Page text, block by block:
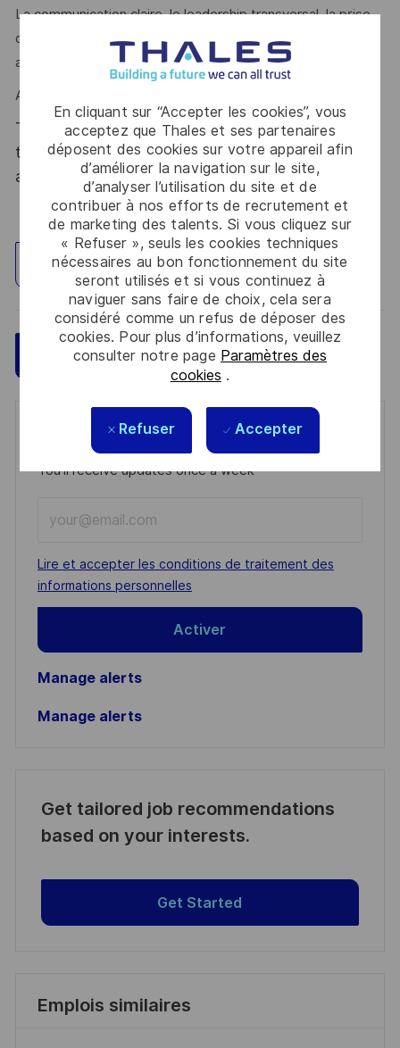
En cliquant sur “Accepter les cookies”, vous
acceptez que Thales et ses partenaires
déposent des cookies sur votre appareil afin
d’améliorer la navigation sur le site,
d’analyser l’utilisation du site et de
contribuer à nos efforts de recrutement et
de marketing des talents. Si vous cliquez sur
« Refuser », seuls les cookies techniques
nécessaires au bon fonctionnement du site
seront utilisés et si vous continuez à
naviguer sans faire de choix, cela sera
considéré comme un refus de déposer des
cookies. Pour plus d’informations, veuillez
consulter notre page Paramètres des
cookies .
Refuser Accepter
La communication claire, le leadership transversal, la prise
d’initiative, la capacité à fédérer des équipes sont des
atouts que l’on vous reconnaît ?
Alors ce poste est fait pour vous !
Thales, entreprise Handi-Engagée, reconnait
tous les talents. La diversité est notre meilleur
atout. Postulez et rejoignez nous !
Explorez un site
Postulez maintenant Sauvegarder
Get notified for similar jobs
You'll receive updates once a week
Email
address
(Required)
Required
Lire et accepter les conditions de traitement des
informations personnelles
Activer
Manage alerts
Manage alerts
Get tailored job recommendations
based on your interests.
Get Started
Emplois similaires